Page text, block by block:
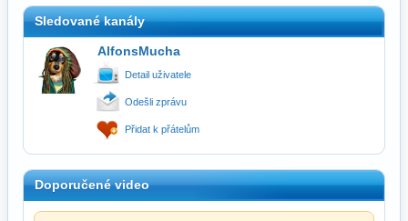
Sledované kanály
AlfonsMucha
Detail uživatele
Odešli zprávu
Přidat k přátelům
Doporučené video